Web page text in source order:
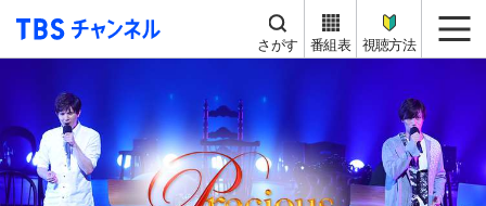
TBS チャンネル
さがす 番組表 視聴方法